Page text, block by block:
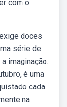
com o
doces
série de
imaginação.
é uma
cada
na